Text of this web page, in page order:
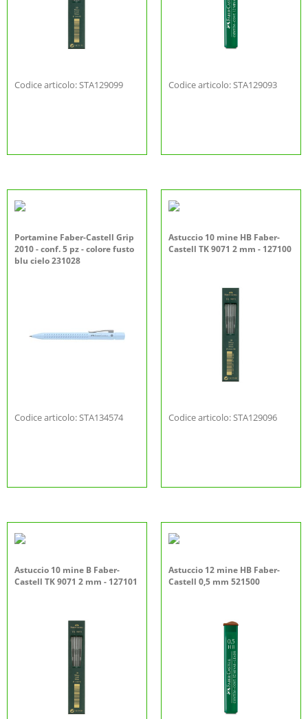
Codice articolo: STA129099 Codice articolo: STA129093
Portamine Faber-Castell Grip
2010 - conf. 5 pz - colore fusto
blu cielo 231028
Codice articolo: STA134574
Astuccio 10 mine HB Faber-
Castell TK 9071 2 mm - 127100
Codice articolo: STA129096
Astuccio 10 mine B Faber-
Castell TK 9071 2 mm - 127101
Astuccio 12 mine HB Faber-
Castell 0,5 mm 521500